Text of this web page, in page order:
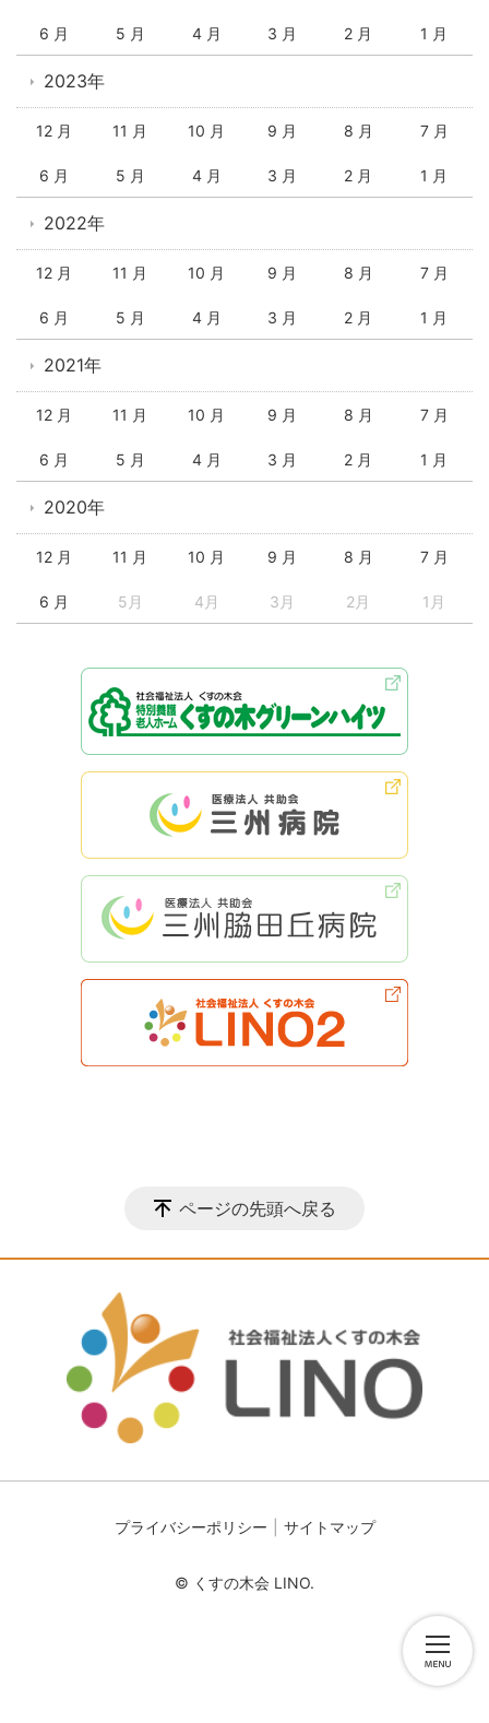
6 月 5 月 4 月 3 月 2 月 1 月
2023年
12 月 11 月 10 月 9 月 8 月 7 月
6 月 5 月 4 月 3 月 2 月 1 月
2022年
12 月 11 月 10 月 9 月 8 月 7 月
6 月 5 月 4 月 3 月 2 月 1 月
2021年
12 月 11 月 10 月 9 月 8 月 7 月
6 月 5 月 4 月 3 月 2 月 1 月
2020年
12 月 11 月 10 月 9 月 8 月 7 月
6 月 5月 4月 3月 2月 1月
ページの先頭へ戻る
プライバシーポリシー サイトマップ
© くすの木会 LINO.